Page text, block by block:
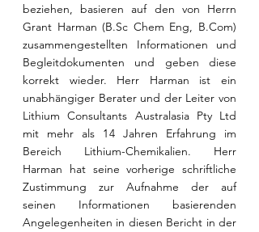
beziehen, basieren auf den von Herrn
Grant Harman (B.Sc Chem Eng, B.Com)
zusammengestellten Informationen und
Begleitdokumenten und geben diese
korrekt wieder. Herr Harman ist ein
unabhängiger Berater und der Leiter von
Lithium Consultants Australasia Pty Ltd
mit mehr als 14 Jahren Erfahrung im
Bereich Lithium-Chemikalien. Herr
Harman hat seine vorherige schriftliche
Zustimmung zur Aufnahme der auf
seinen Informationen basierenden
Angelegenheiten in diesen Bericht in der